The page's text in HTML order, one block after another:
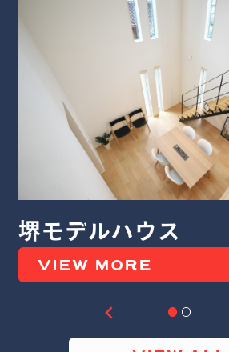
八尾モデルハウス
VIEW MORE